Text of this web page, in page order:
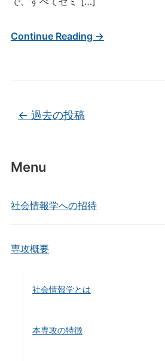
Menu
社会情報学への招待
専攻概要
社会情報学とは
本専攻の特徴
Continue Reading →
投稿ナビゲーション
← 過去の投稿